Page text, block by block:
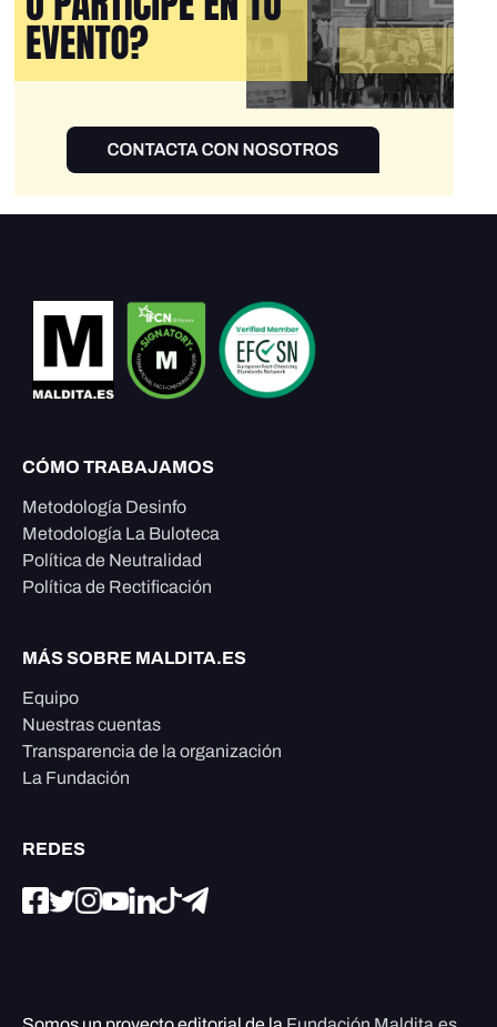
CÓMO TRABAJAMOS
Metodología Desinfo
Metodología La Buloteca
Política de Neutralidad
Política de Rectificación
MÁS SOBRE MALDITA.ES
Equipo
Nuestras cuentas
Transparencia de la organización
La Fundación
REDES